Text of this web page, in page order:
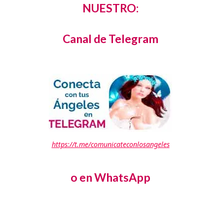
NUESTRO:
Canal de Telegram
https://t.me/comunicateconlosangeles
o en WhatsApp